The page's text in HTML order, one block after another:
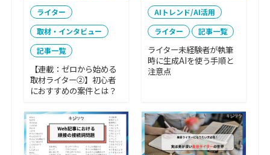
ライター
取材・インタビュー
記事一覧
【連載：ゼロから始める
取材ライター②】初心者
におすすめの案件とは？
AIトレンド/AI活用
ライター
記事一覧
ライター未経験者が執筆
時に生成AIを使う手順と
注意点